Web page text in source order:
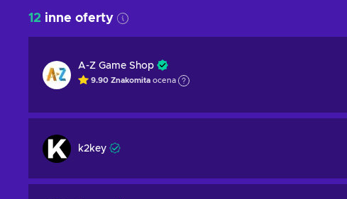
12 inne oferty
A-Z Game Shop
9.90 Znakomita ocena
k2key